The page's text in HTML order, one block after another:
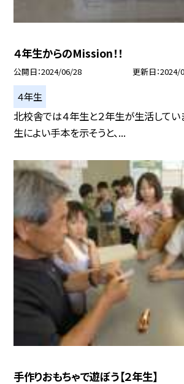
４年生からのMission！！
公開日 2024/06/28 更新日 2024/
４年生
北校舎では４年生と２年生が生活してい
生によい手本を示そうと、...
手作りおもちゃで遊ぼう【２年生】